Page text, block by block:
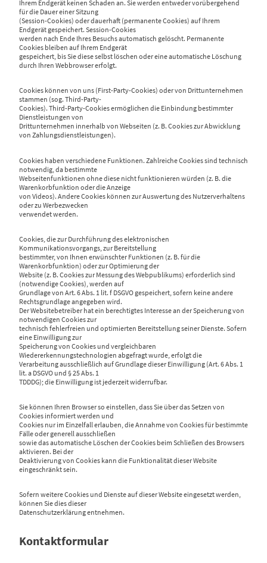
Ihrem Endgerät keinen Schaden an. Sie werden entweder vorübergehend
für die Dauer einer Sitzung
(Session-Cookies) oder dauerhaft (permanente Cookies) auf Ihrem
Endgerät gespeichert. Session-Cookies
werden nach Ende Ihres Besuchs automatisch gelöscht. Permanente
Cookies bleiben auf Ihrem Endgerät
gespeichert, bis Sie diese selbst löschen oder eine automatische Löschung
durch Ihren Webbrowser erfolgt.
Cookies können von uns (First-Party-Cookies) oder von Drittunternehmen
stammen (sog. Third-Party-
Cookies). Third-Party-Cookies ermöglichen die Einbindung bestimmter
Dienstleistungen von
Drittunternehmen innerhalb von Webseiten (z. B. Cookies zur Abwicklung
von Zahlungsdienstleistungen).
Cookies haben verschiedene Funktionen. Zahlreiche Cookies sind technisch
notwendig, da bestimmte
Webseitenfunktionen ohne diese nicht funktionieren würden (z. B. die
Warenkorbfunktion oder die Anzeige
von Videos). Andere Cookies können zur Auswertung des Nutzerverhaltens
oder zu Werbezwecken
verwendet werden.
Cookies, die zur Durchführung des elektronischen
Kommunikationsvorgangs, zur Bereitstellung
bestimmter, von Ihnen erwünschter Funktionen (z. B. für die
Warenkorbfunktion) oder zur Optimierung der
Website (z. B. Cookies zur Messung des Webpublikums) erforderlich sind
(notwendige Cookies), werden auf
Grundlage von Art. 6 Abs. 1 lit. f DSGVO gespeichert, sofern keine andere
Rechtsgrundlage angegeben wird.
Der Websitebetreiber hat ein berechtigtes Interesse an der Speicherung von
notwendigen Cookies zur
technisch fehlerfreien und optimierten Bereitstellung seiner Dienste. Sofern
eine Einwilligung zur
Speicherung von Cookies und vergleichbaren
Wiedererkennungstechnologien abgefragt wurde, erfolgt die
Verarbeitung ausschließlich auf Grundlage dieser Einwilligung (Art. 6 Abs. 1
lit. a DSGVO und § 25 Abs. 1
TDDDG); die Einwilligung ist jederzeit widerrufbar.
Sie können Ihren Browser so einstellen, dass Sie über das Setzen von
Cookies informiert werden und
Cookies nur im Einzelfall erlauben, die Annahme von Cookies für bestimmte
Fälle oder generell ausschließen
sowie das automatische Löschen der Cookies beim Schließen des Browsers
aktivieren. Bei der
Deaktivierung von Cookies kann die Funktionalität dieser Website
eingeschränkt sein.
Sofern weitere Cookies und Dienste auf dieser Website eingesetzt werden,
können Sie dies dieser
Datenschutzerklärung entnehmen.
Kontaktformular